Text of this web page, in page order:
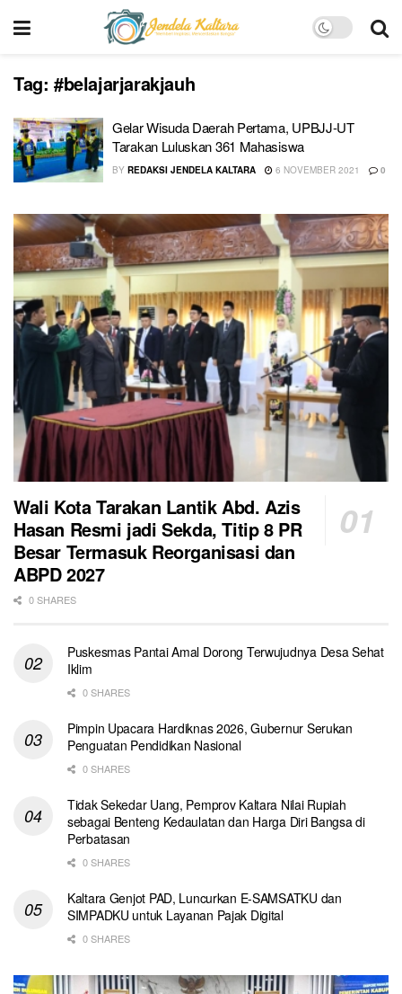
Tag: #belajarjarakjauh
Gelar Wisuda Daerah Pertama, UPBJJ-UT
Tarakan Luluskan 361 Mahasiswa
BY REDAKSI JENDELA KALTARA 6 NOVEMBER 2021 0
Wali Kota Tarakan Lantik Abd. Azis
Hasan Resmi jadi Sekda, Titip 8 PR
Besar Termasuk Reorganisasi dan
ABPD 2027
0 SHARES
Puskesmas Pantai Amal Dorong Terwujudnya Desa Sehat
Iklim
0 SHARES
Pimpin Upacara Hardiknas 2026, Gubernur Serukan
Penguatan Pendidikan Nasional
0 SHARES
Tidak Sekedar Uang, Pemprov Kaltara Nilai Rupiah
sebagai Benteng Kedaulatan dan Harga Diri Bangsa di
Perbatasan
0 SHARES
Kaltara Genjot PAD, Luncurkan E-SAMSATKU dan
SIMPADKU untuk Layanan Pajak Digital
0 SHARES